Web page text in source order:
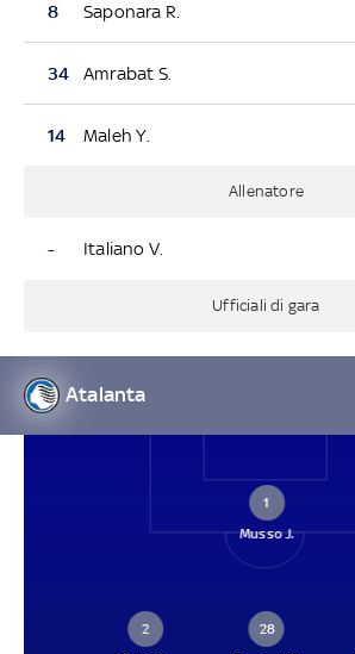
8 Saponara R.
34 Amrabat S.
14 Maleh Y.
Allenatore
- Italiano V.
Ufficiali di gara
Atalanta
1
Musso J.
2
28